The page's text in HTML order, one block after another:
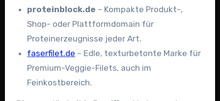
proteinblock.de – Kompakte Produkt-,
Shop- oder Plattformdomain für
Proteinerzeugnisse jeder Art.
faserfilet.de – Edle, texturbetonte Marke für
Premium-Veggie-Filets, auch im
Feinkostbereich.